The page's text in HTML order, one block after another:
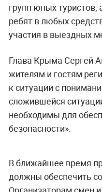
групп юных
ребят в любых
участия в выездных
Глава Крыма Сергей
жителям и гостям
к ситуации с
сложившейся
необходимы для
безопасности».
В ближайшее время
должны обеспечить